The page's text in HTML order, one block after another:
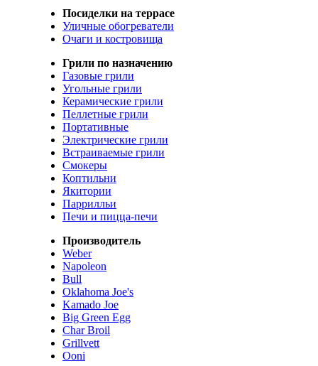
Посиделки на террасе
Уличные обогреватели
Очаги и костровища
Грили по назначению
Газовые грили
Угольные грили
Керамические грили
Пеллетные грили
Портативные
Электрические грили
Встраиваемые грили
Смокеры
Коптильни
Якитории
Паррилльи
Печи и пицца-печи
Производитель
Weber
Napoleon
Bull
Oklahoma Joe's
Kamado Joe
Big Green Egg
Char Broil
Grillvett
Ooni